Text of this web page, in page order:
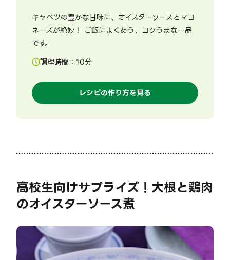
キャベツの豊かな甘味に、オイスターソースとマヨ
ネーズが絶妙！ ご飯によくあう、コクうまな一品
です。
調理時間： 10分
レシピの作り方を見る
高校生向けサプライズ！大根と鶏肉
のオイスターソース煮